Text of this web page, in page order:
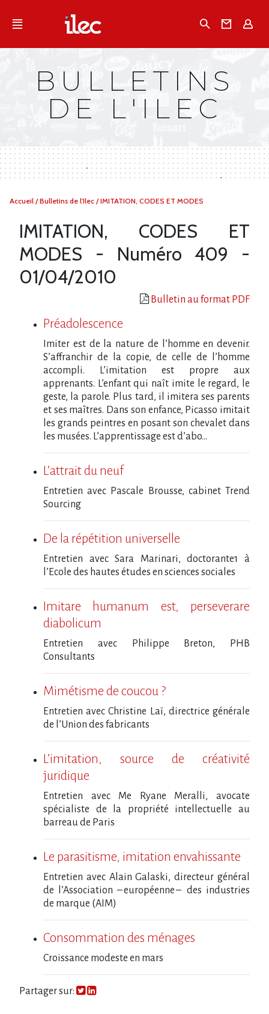
Qu'est-ce que l’Ilec
Campagnes multimarques
Dans la presse
BULLETINS
DE L'ILEC
Vous
Accueil /Bulletins de l'Ilec /IMITATION, CODES ET MODES
IMITATION, CODES ET
MODES - Numéro 409 -
01/04/2010
Bulletin au format PDF
Préadolescence
Imiter est de la nature de l’homme en devenir.
S’affranchir de la copie, de celle de l’homme
accompli. L’imitation est propre aux
apprenants. L’enfant qui naît imite le regard, le
geste, la parole. Plus tard, il imitera ses parents
et ses maîtres. Dans son enfance, Picasso imitait
les grands peintres en posant son chevalet dans
les musées. L’apprentissage est d’abo...
L’attrait du neuf
Entretien avec Pascale Brousse, cabinet Trend
Sourcing
De la répétition universelle
Entretien avec Sara Marinari, doctorante1 à
l’Ecole des hautes études en sciences sociales
Imitare humanum est, perseverare
diabolicum
Entretien avec Philippe Breton, PHB
Consultants
Mimétisme de coucou ?
Entretien avec Christine Laï, directrice générale
de l’Union des fabricants
L’imitation, source de créativité
juridique
Entretien avec Me Ryane Meralli, avocate
spécialiste de la propriété intellectuelle au
barreau de Paris
Le parasitisme, imitation envahissante
Entretien avec Alain Galaski, directeur général
de l’Association – européenne – des industries
de marque (AIM)
Consommation des ménages
Croissance modeste en mars
Partager sur: